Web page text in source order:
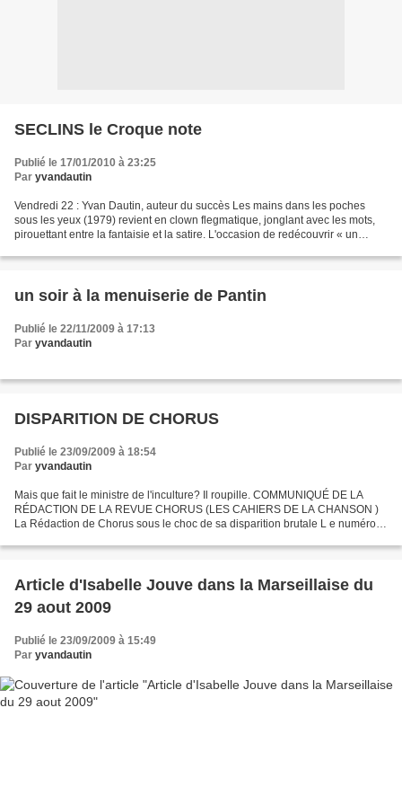
SECLINS le Croque note
Publié le 17/01/2010 à 23:25
Par yvandautin
Vendredi 22 : Yvan Dautin, auteur du succès Les mains dans les poches
sous les yeux (1979) revient en clown flegmatique, jonglant avec les mots,
pirouettant entre la fantaisie et la satire. L'occasion de redécouvrir « un
un soir à la menuiserie de Pantin
Publié le 22/11/2009 à 17:13
Par yvandautin
DISPARITION DE CHORUS
Publié le 23/09/2009 à 18:54
Par yvandautin
Mais que fait le ministre de l'inculture? Il roupille. COMMUNIQUÉ DE LA
RÉDACTION DE LA REVUE CHORUS (LES CAHIERS DE LA CHANSON )
La Rédaction de Chorus sous le choc de sa disparition brutale L e numéro
Article d'Isabelle Jouve dans la Marseillaise du
29 aout 2009
Publié le 23/09/2009 à 15:49
Par yvandautin